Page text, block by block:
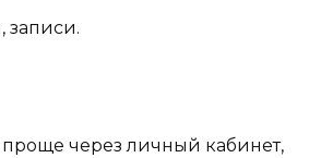
записи.
проще через личный кабинет,